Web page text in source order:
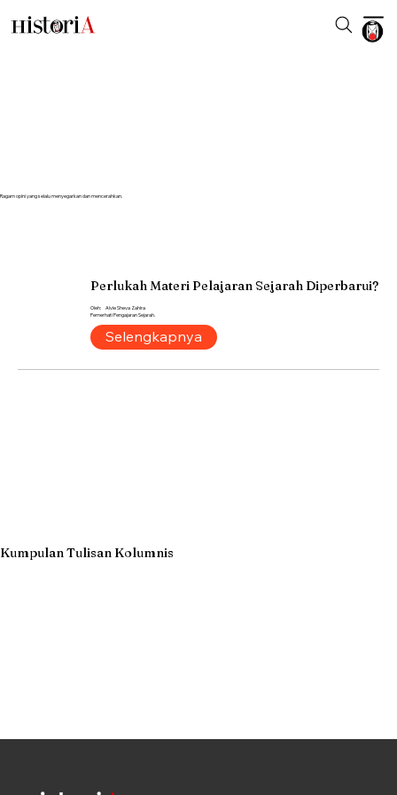
Kumpulan Tulisan Kolumnis
Perlukah Materi Pelajaran Sejarah Diperbarui?
Oleh:
Alvie Sheva Zahira
Pemerhati Pengajaran Sejarah.
Selengkapnya
Ragam opini yang selalu menyegarkan dan mencerahkan.